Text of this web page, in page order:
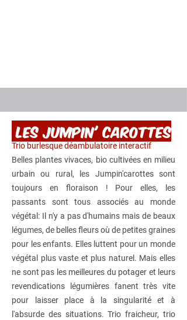
Les jumpin' carottes
Trio burlesque déambulatoire interactif
Belles plantes vivaces, bio cultivées en milieu
urbain ou rural, les Jumpin'carottes sont
toujours en floraison ! Pour elles, les
passants sont tous associés au monde
végétal: Il n'y a pas d'humains mais de beaux
légumes, de belles fleurs où de petites graines
pour les enfants. Elles luttent pour un monde
végétal plus vaste et plus naturel. Mais elles
ne sont pas les meilleures du potager et leurs
revendications légumières fanent très vite
pour laisser place à la singularité et à
l'absurde des situations. Trio fraicheur, trio